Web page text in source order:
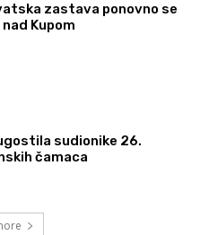
zastava ponovno se
Kupom
sudionike 26.
čamaca